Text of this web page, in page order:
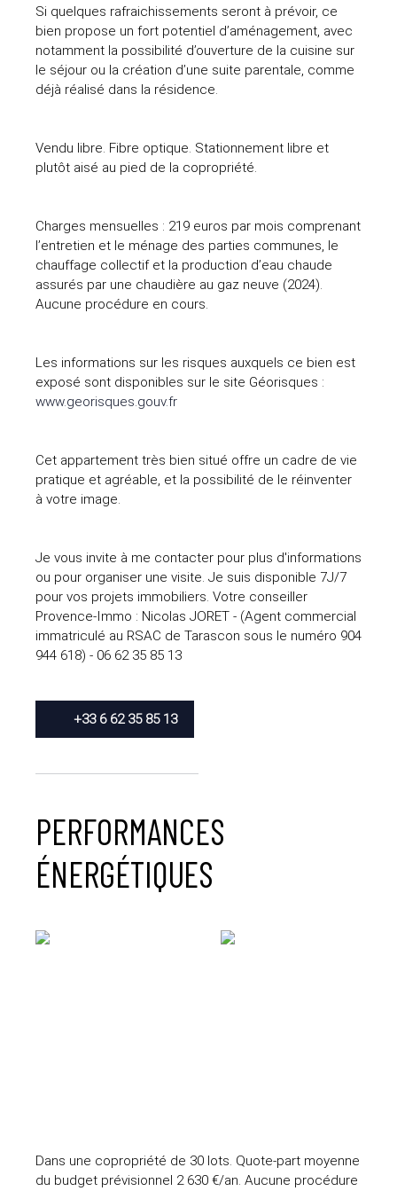
Si quelques rafraichissements seront à prévoir, ce
bien propose un fort potentiel d’aménagement, avec
notamment la possibilité d’ouverture de la cuisine sur
le séjour ou la création d’une suite parentale, comme
déjà réalisé dans la résidence.
Vendu libre. Fibre optique. Stationnement libre et
plutôt aisé au pied de la copropriété.
Charges mensuelles : 219 euros par mois comprenant
l’entretien et le ménage des parties communes, le
chauffage collectif et la production d’eau chaude
assurés par une chaudière au gaz neuve (2024).
Aucune procédure en cours.
Les informations sur les risques auxquels ce bien est
exposé sont disponibles sur le site Géorisques :
www.georisques.gouv.fr
Cet appartement très bien situé offre un cadre de vie
pratique et agréable, et la possibilité de le réinventer
à votre image.
Je vous invite à me contacter pour plus d'informations
ou pour organiser une visite. Je suis disponible 7J/7
pour vos projets immobiliers. Votre conseiller
Provence-Immo : Nicolas JORET - (Agent commercial
immatriculé au RSAC de Tarascon sous le numéro 904
944 618) - 06 62 35 85 13
+33 6 62 35 85 13
PERFORMANCES
ÉNERGÉTIQUES
Dans une copropriété de 30 lots. Quote-part moyenne
du budget prévisionnel 2 630 €/an. Aucune procédure